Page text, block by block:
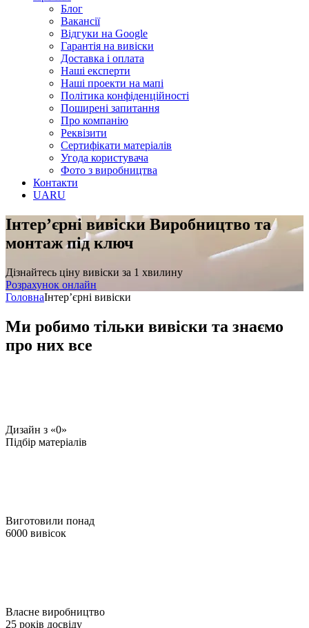
Блог
Вакансії
Відгуки на Google
Гарантія на вивіски
Доставка і оплата
Наші експерти
Наші проекти на мапі
Політика конфіденційності
Поширені запитання
Про компанію
Реквізити
Сертифікати матеріалів
Угода користувача
Фото з виробництва
Контакти
UARU
Інтер’єрні вивіскиВиробництво та
монтаж під ключ
Дізнайтесь ціну вивіски за 1 хвилину
Розрахунок онлайн
ГоловнаІнтер’єрні вивіски
Ми робимо тільки вивіски та знаємо
про них все
Дизайн з «0»
Підбір матеріалів
Виготовили понад
6000 вивісок
Власне виробництво
25 років досвіду